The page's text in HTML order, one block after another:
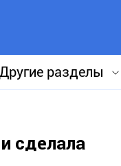
разделы
сделала